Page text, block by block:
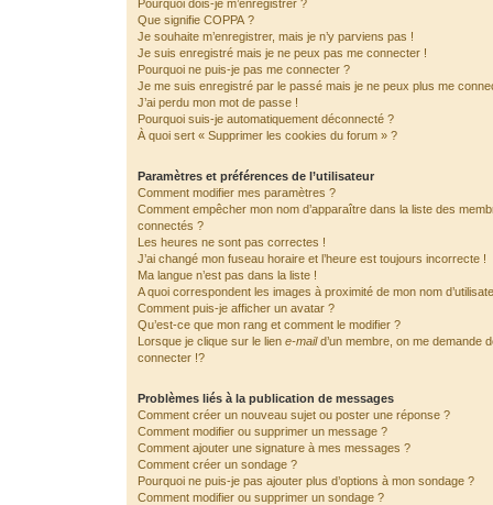
Pourquoi dois-je m’enregistrer ?
Que signifie COPPA ?
Je souhaite m’enregistrer, mais je n’y parviens pas !
Je suis enregistré mais je ne peux pas me connecter !
Pourquoi ne puis-je pas me connecter ?
Je me suis enregistré par le passé mais je ne peux plus me
J’ai perdu mon mot de passe !
Pourquoi suis-je automatiquement déconnecté ?
À quoi sert « Supprimer les cookies du forum » ?
Paramètres et préférences de l’utilisateur
Comment modifier mes paramètres ?
Comment empêcher mon nom d’apparaître dans la liste des
connectés ?
Les heures ne sont pas correctes !
J’ai changé mon fuseau horaire et l’heure est toujours incorrecte !
Ma langue n’est pas dans la liste !
A quoi correspondent les images à proximité de mon nom
Comment puis-je afficher un avatar ?
Qu’est-ce que mon rang et comment le modifier ?
Lorsque je clique sur le lien e-maild’un membre, on me demande
connecter !?
Problèmes liés à la publication de messages
Comment créer un nouveau sujet ou poster une réponse ?
Comment modifier ou supprimer un message ?
Comment ajouter une signature à mes messages ?
Comment créer un sondage ?
Pourquoi ne puis-je pas ajouter plus d’options à mon sondage ?
Comment modifier ou supprimer un sondage ?